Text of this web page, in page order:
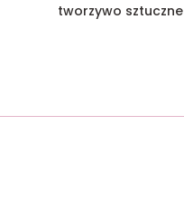
tworzywo sztuczne